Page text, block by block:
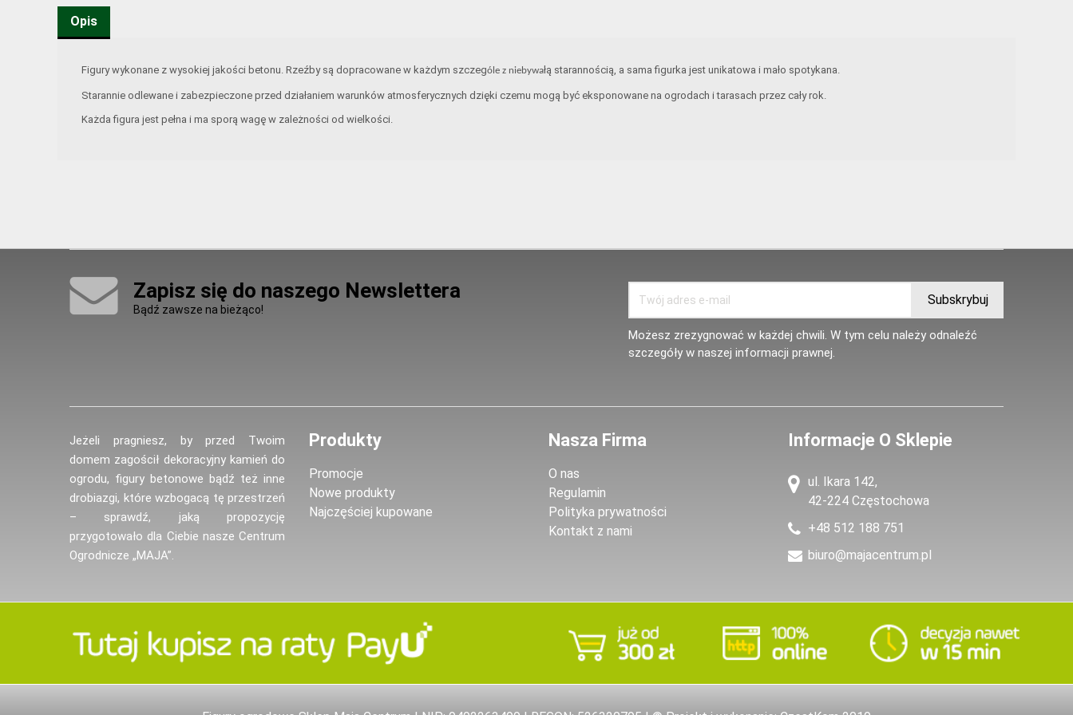
Opis
Figury wykonane z wysokiej jakości betonu. Rzeźby są dopracowane w każdym szczególe z niebywałą starannością, a sama figurka jest unikatowa i mało spotykana.
Starannie odlewane i zabezpieczone przed działaniem warunków atmosferycznych dzięki czemu mogą być eksponowane na ogrodach i tarasach przez cały rok.
Każda figura jest pełna i ma sporą wagę w zależności od wielkości.
Zapisz się do naszego Newslettera
Bądź zawsze na bieżąco!
Możesz zrezygnować w każdej chwili. W tym celu należy odnaleźć
szczegóły w naszej informacji prawnej.
Jeżeli pragniesz, by przed Twoim
domem zagościł dekoracyjny kamień do
ogrodu, figury betonowe bądź też inne
drobiazgi, które wzbogacą tę przestrzeń
– sprawdź, jaką propozycję
przygotowało dla Ciebie nasze Centrum
Ogrodnicze „MAJA”.
Produkty
Promocje
Nowe produkty
Najczęściej kupowane
Nasza Firma
O nas
Regulamin
Polityka prywatności
Kontakt z nami
Informacje O Sklepie
ul. Ikara 142,
42-224 Częstochowa
+48 512 188 751
biuro@majacentrum.pl